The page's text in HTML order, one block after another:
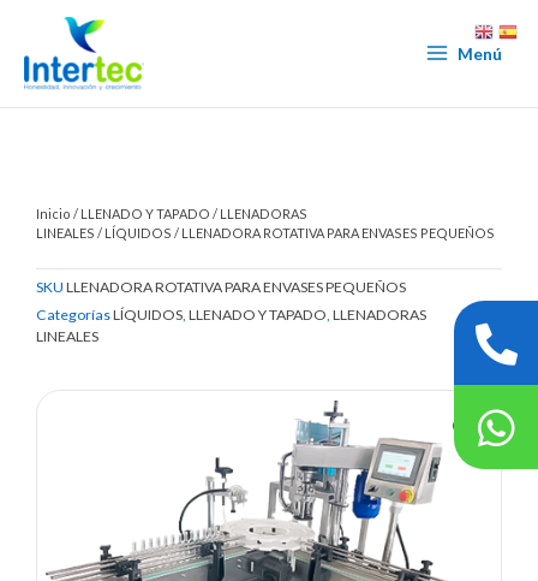
contenido
Menú
Inicio / LLENADO Y TAPADO / LLENADORAS
LINEALES / LÍQUIDOS / LLENADORA ROTATIVA PARA ENVASES PEQUEÑOS
SKU LLENADORA ROTATIVA PARA ENVASES PEQUEÑOS
CategoríasLÍQUIDOS, LLENADO Y TAPADO, LLENADORAS
LINEALES